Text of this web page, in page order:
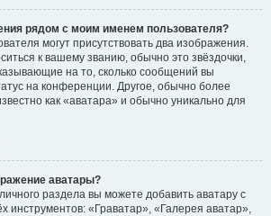
рядом с моим именем пользователя?
могут присутствовать два изображения.
к вашему званию, обычно это звёздочки,
на то, сколько сообщений вы
на конференции. Другое, обычно более
как «аватара» и обычно уникально для
аватары?
раздела вы можете добавить аватару с
инструментов: «Граватар», «Галерея аватар»,